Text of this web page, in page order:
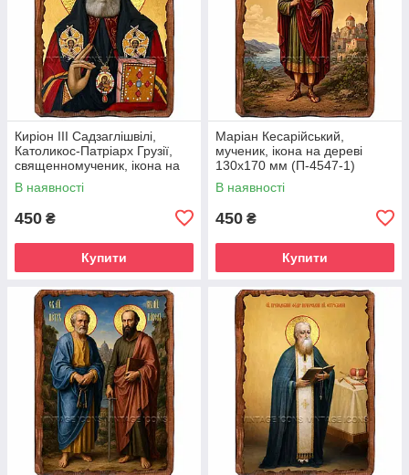
Киріон III Садзаглішвілі,
Католикос-Патріарх Грузії,
священномученик, ікона на
дереві 130х170 мм (П-4544-
1)
В наявності
450 ₴
Купити
Маріан Кесарійський,
мученик, ікона на дереві
130х170 мм (П-4547-1)
В наявності
450 ₴
Купити